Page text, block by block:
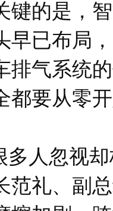
键的是，
早已布局
排气系统
都要从零
人忽视却
礼、副